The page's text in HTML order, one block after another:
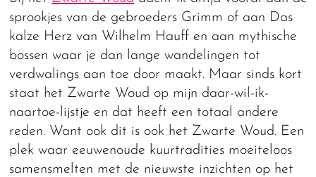
sprookjes van de gebroeders Grimm of aan Das
kalze Herz van Wilhelm Hauff en aan mythische
bossen waar je dan lange wandelingen tot
verdwalings aan toe door maakt. Maar sinds kort
staat het Zwarte Woud op mijn daar-wil-ik-
naartoe-lijstje en dat heeft een totaal andere
reden. Want ook dit is ook het Zwarte Woud. Een
plek waar eeuwenoude kuurtradities moeiteloos
samensmelten met de nieuwste inzichten op het